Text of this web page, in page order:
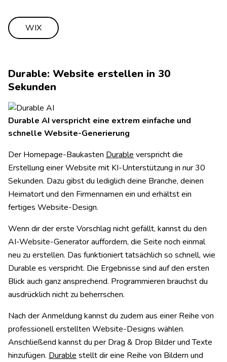
WIX
Durable: Website erstellen in 30
Sekunden
Durable AI verspricht eine extrem einfache und
schnelle Website-Generierung
Der Homepage-Baukasten Durable verspricht die
Erstellung einer Website mit KI-Unterstützung in nur 30
Sekunden. Dazu gibst du lediglich deine Branche, deinen
Heimatort und den Firmennamen ein und erhältst ein
fertiges Website-Design.
Wenn dir der erste Vorschlag nicht gefällt, kannst du den
AI-Website-Generator auffordern, die Seite noch einmal
neu zu erstellen. Das funktioniert tatsächlich so schnell, wie
Durable es verspricht. Die Ergebnisse sind auf den ersten
Blick auch ganz ansprechend. Programmieren brauchst du
ausdrücklich nicht zu beherrschen.
Nach der Anmeldung kannst du zudem aus einer Reihe von
professionell erstellten Website-Designs wählen.
Anschließend kannst du per Drag & Drop Bilder und Texte
hinzufügen. Durable stellt dir eine Reihe von Bildern und